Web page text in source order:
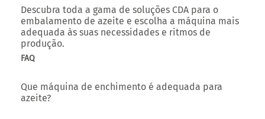
Descubra toda a gama de soluções CDA para o
embalamento de azeite e escolha a máquina mais
adequada às suas necessidades e ritmos de
produção.
FAQ
Que máquina de enchimento é adequada para
azeite?